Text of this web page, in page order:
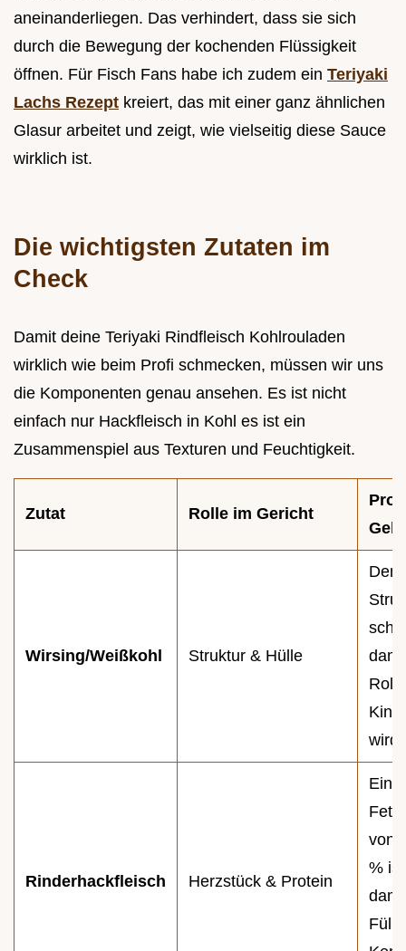
aneinanderliegen. Das verhindert, dass sie sich
durch die Bewegung der kochenden Flüssigkeit
öffnen. Für Fisch Fans habe ich zudem ein Teriyaki
Lachs Rezept kreiert, das mit einer ganz ähnlichen
Glasur arbeitet und zeigt, wie vielseitig diese Sauce
wirklich ist.
Die wichtigsten Zutaten im
Check
Damit deine Teriyaki Rindfleisch Kohlrouladen
wirklich wie beim Profi schmecken, müssen wir uns
die Komponenten genau ansehen. Es ist nicht
einfach nur Hackfleisch in Kohl es ist ein
Zusammenspiel aus Texturen und Feuchtigkeit.
Zutat Rolle im Gericht
Profi
Wirsing/Weißkohl Struktur & Hülle
Den
wird.
Rinderhackfleisch Herzstück & Protein
Ein
von
%